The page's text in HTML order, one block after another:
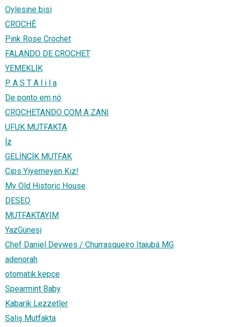
Oylesine bisi
CROCHÊ
Pink Rose Crochet
FALANDO DE CROCHET
YEMEKLİK
P A S T A l i l a
De ponto em nó
CROCHETANDO COM A ZANI
UFUK MUTFAKTA
İz
GELİNCİK MUTFAK
Cips Yiyemeyen Kız!
My Old Historic House
DESEO
MUTFAKTAYIM
YazGüneşi
Chef Daniel Deywes / Churrasqueiro Itajubá MG
adenorah
otomatik kepçe
Spearmint Baby
Kabarik Lezzetler
Saliş Mutfakta